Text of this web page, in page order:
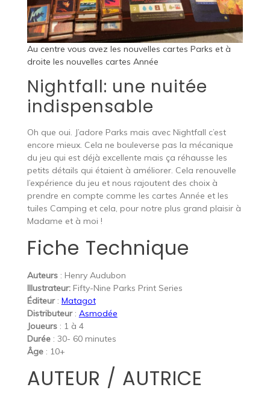
Au centre vous avez les nouvelles cartes Parks et à
droite les nouvelles cartes Année
Nightfall: une nuitée
indispensable
Oh que oui. J’adore Parks mais avec Nightfall c’est
encore mieux. Cela ne bouleverse pas la mécanique
du jeu qui est déjà excellente mais ça réhausse les
petits détails qui étaient à améliorer. Cela renouvelle
l’expérience du jeu et nous rajoutent des choix à
prendre en compte comme les cartes Année et les
tuiles Camping et cela, pour notre plus grand plaisir à
Madame et à moi !
Fiche Technique
Auteurs : Henry Audubon
Illustrateur: Fifty-Nine Parks Print Series
Éditeur : Matagot
Distributeur : Asmodée
Joueurs : 1 à 4
Durée : 30- 60 minutes
Âge : 10+
AUTEUR / AUTRICE